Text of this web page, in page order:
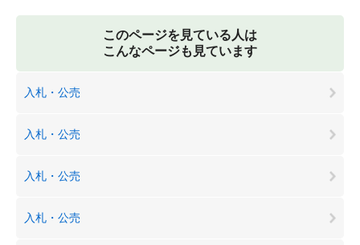
このページを見ている人は
こんなページも見ています
入札・公売
入札・公売
入札・公売
入札・公売